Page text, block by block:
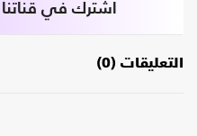
اشترك في
التعليقات (0)